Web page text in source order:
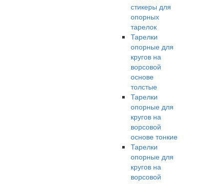
стикеры для
опорных
тарелок
Тарелки
опорные для
кругов на
ворсовой
основе
толстые
Тарелки
опорные для
кругов на
ворсовой
основе тонкие
Тарелки
опорные для
кругов на
ворсовой